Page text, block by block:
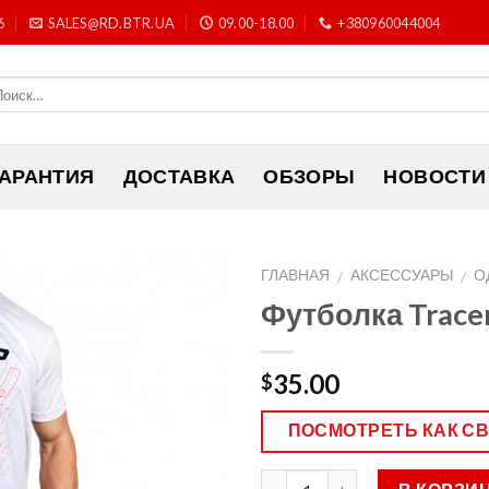
SALES@RD.BTR.UA 09.00-18.00 +380960044004
ДОСТАВКА ОБЗОРЫ НОВОСТИ
ГЛАВНАЯ / АКСЕССУАРЫ /
Футболка
$35.00
ПОСМОТРЕТЬ КАК